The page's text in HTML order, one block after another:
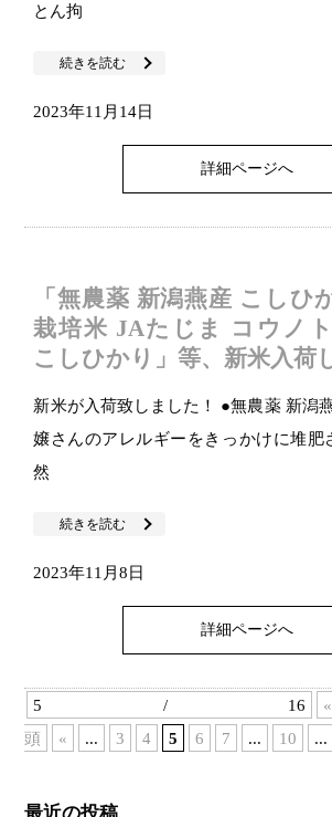
とん拘
続きを読む
2023年11月14日
詳細ページへ
「無農薬 新潟燕産 こしひ
栽培米 JAたじま コウノ
こしひかり」等、新米入荷
新米が入荷致しました！ ●無農薬 新潟
嬢さんのアレルギーをきっかけに堆肥
然
続きを読む
2023年11月8日
詳細ページへ
5 / 16
頭
« ... 3 4 5 6 7 ... 10 ...